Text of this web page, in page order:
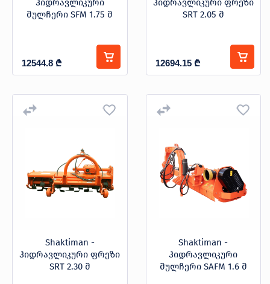
ჰიდრავლიკური
მულჩერი SFM 1.75 მ
12544.8 ₾
ჰიდრავლიკური ფრეზი
SRT 2.05 მ
12694.15 ₾
Shaktiman -
ჰიდრავლიკური ფრეზი
SRT 2.30 მ
Shaktiman -
ჰიდრავლიკური
მულჩერი SAFM 1.6 მ